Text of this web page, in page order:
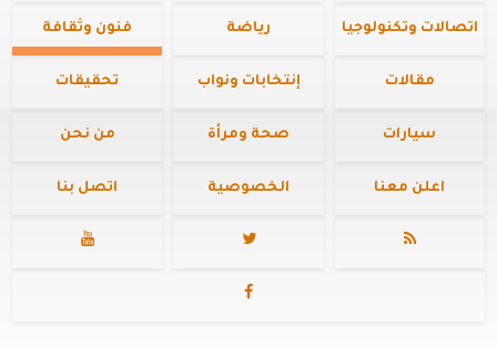
اتصالات وتكنولوجيا رياضة فنون وثقافة
مقالات إنتخابات ونواب تحقيقات
سيارات صحة ومرأة من نحن
اعلن معنا الخصوصية اتصل بنا



